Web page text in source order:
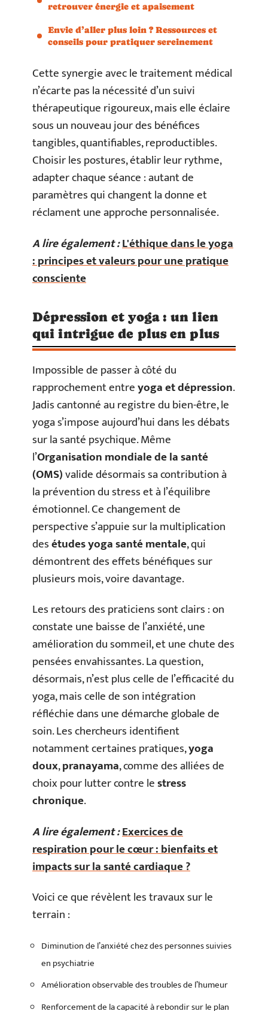
retrouver énergie et apaisement
Envie d’aller plus loin ? Ressources et
conseils pour pratiquer sereinement
Cette synergie avec le traitement médical
n’écarte pas la nécessité d’un suivi
thérapeutique rigoureux, mais elle éclaire
sous un nouveau jour des bénéfices
tangibles, quantifiables, reproductibles.
Choisir les postures, établir leur rythme,
adapter chaque séance : autant de
paramètres qui changent la donne et
réclament une approche personnalisée.
A lire également :L'éthique dans le yoga
: principes et valeurs pour une pratique
consciente
Dépression et yoga : un lien
qui intrigue de plus en plus
Impossible de passer à côté du
rapprochement entreyoga et dépression.
Jadis cantonné au registre du bien-être, le
yoga s’impose aujourd’hui dans les débats
sur la santé psychique. Même
l’Organisation mondiale de la santé
(OMS)valide désormais sa contribution à
la prévention du stress et à l’équilibre
émotionnel. Ce changement de
perspective s’appuie sur la multiplication
desétudes yoga santé mentale, qui
démontrent des effets bénéfiques sur
plusieurs mois, voire davantage.
Les retours des praticiens sont clairs : on
constate une baisse de l’anxiété, une
amélioration du sommeil, et une chute des
pensées envahissantes. La question,
désormais, n’est plus celle de l’efficacité du
yoga, mais celle de son intégration
réfléchie dans une démarche globale de
soin. Les chercheurs identifient
notamment certaines pratiques,yoga
doux,pranayama, comme des alliées de
choix pour lutter contre lestress
chronique.
A lire également :Exercices de
respiration pour le cœur : bienfaits et
impacts sur la santé cardiaque ?
Voici ce que révèlent les travaux sur le
terrain :
Diminution de l’anxiété chez des personnes suivies
en psychiatrie
Amélioration observable des troubles de l’humeur
Renforcement de la capacité à rebondir sur le plan